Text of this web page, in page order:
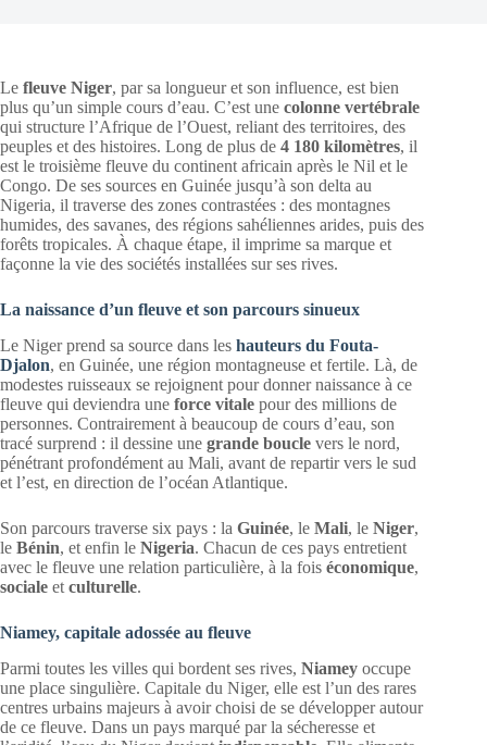
Le fleuve Niger, par sa longueur et son influence, est bien
plus qu’un simple cours d’eau. C’est une colonne vertébrale
qui structure l’Afrique de l’Ouest, reliant des territoires, des
peuples et des histoires. Long de plus de 4 180 kilomètres, il
est le troisième fleuve du continent africain après le Nil et le
Congo. De ses sources en Guinée jusqu’à son delta au
Nigeria, il traverse des zones contrastées : des montagnes
humides, des savanes, des régions sahéliennes arides, puis des
forêts tropicales. À chaque étape, il imprime sa marque et
façonne la vie des sociétés installées sur ses rives.
La naissance d’un fleuve et son parcours sinueux
Le Niger prend sa source dans les hauteurs du Fouta-
Djalon, en Guinée, une région montagneuse et fertile. Là, de
modestes ruisseaux se rejoignent pour donner naissance à ce
fleuve qui deviendra une force vitale pour des millions de
personnes. Contrairement à beaucoup de cours d’eau, son
tracé surprend : il dessine une grande boucle vers le nord,
pénétrant profondément au Mali, avant de repartir vers le sud
et l’est, en direction de l’océan Atlantique.
Son parcours traverse six pays : la Guinée, le Mali, le Niger,
le Bénin, et enfin le Nigeria. Chacun de ces pays entretient
avec le fleuve une relation particulière, à la fois économique,
sociale et culturelle.
Niamey, capitale adossée au fleuve
Parmi toutes les villes qui bordent ses rives, Niamey occupe
une place singulière. Capitale du Niger, elle est l’un des rares
centres urbains majeurs à avoir choisi de se développer autour
de ce fleuve. Dans un pays marqué par la sécheresse et